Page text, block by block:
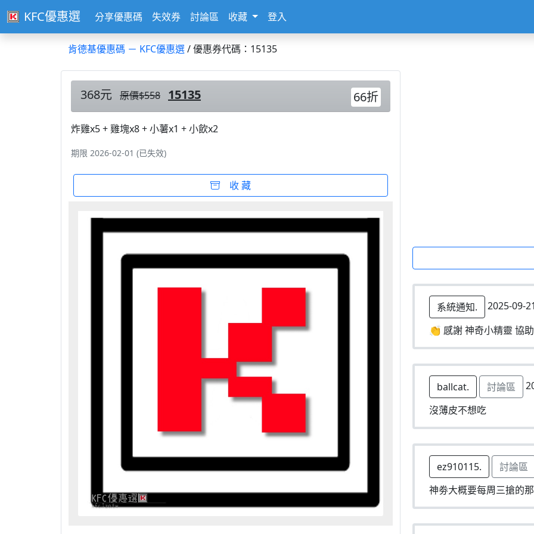
KFC優惠選 分享優惠碼 失效券 討論區 收藏 登入
肯德基優惠碼 － KFC優惠選/ 優惠券代碼：15135
368元 原價$558 15135 66折
炸雞x5 + 雞塊x8 + 小薯x1 + 小飲x2
期限 2026-02-01 (已失效)
收 藏
系統通知.
2025-09-21
👏 感謝 神奇小精靈 協
ballcat. 討論區
沒薄皮不想吃
ez910115. 討論區
神劵大概要每周三搶的